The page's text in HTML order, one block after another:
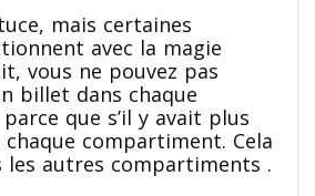
mais certaines
avec la magie
vous ne pouvez pas
billet dans chaque
que s’il y avait plus
chaque compartiment. Cela
autres compartiments .